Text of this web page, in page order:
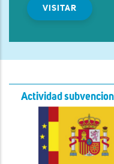
VISITAR
Actividad